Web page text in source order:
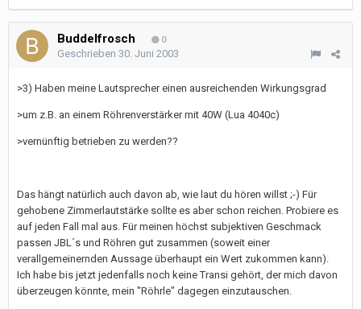
Buddelfrosch 0
Geschrieben 30. Juni 2003
>3) Haben meine Lautsprecher einen ausreichenden Wirkungsgrad
>um z.B. an einem Röhrenverstärker mit 40W (Lua 4040c)
>vernünftig betrieben zu werden??
Das hängt natürlich auch davon ab, wie laut du hören willst ;-) Für
gehobene Zimmerlautstärke sollte es aber schon reichen. Probiere es
auf jeden Fall mal aus. Für meinen höchst subjektiven Geschmack
passen JBL´s und Röhren gut zusammen (soweit einer
verallgemeinernden Aussage überhaupt ein Wert zukommen kann).
Ich habe bis jetzt jedenfalls noch keine Transi gehört, der mich davon
überzeugen könnte, mein "Röhrle" dagegen einzutauschen.